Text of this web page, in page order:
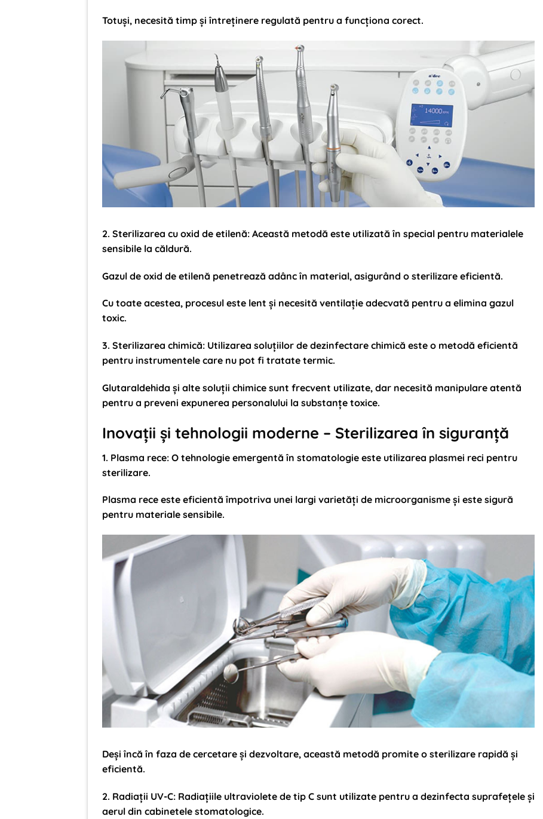
Totuși, necesită timp și întreținere regulată pentru a funcționa corect.
2. Sterilizarea cu oxid de etilenă: Această metodă este utilizată în special pentru materialele
sensibile la căldură.
Gazul de oxid de etilenă penetrează adânc în material, asigurând o sterilizare eficientă.
Cu toate acestea, procesul este lent și necesită ventilație adecvată pentru a elimina gazul
toxic.
3. Sterilizarea chimică: Utilizarea soluțiilor de dezinfectare chimică este o metodă eficientă
pentru instrumentele care nu pot fi tratate termic.
Glutaraldehida și alte soluții chimice sunt frecvent utilizate, dar necesită manipulare atentă
pentru a preveni expunerea personalului la substanțe toxice.
Inovații și tehnologii moderne – Sterilizarea în siguranță
1. Plasma rece: O tehnologie emergentă în stomatologie este utilizarea plasmei reci pentru
sterilizare.
Plasma rece este eficientă împotriva unei largi varietăți de microorganisme și este sigură
pentru materiale sensibile.
Deși încă în faza de cercetare și dezvoltare, această metodă promite o sterilizare rapidă și
eficientă.
2. Radiații UV-C: Radiațiile ultraviolete de tip C sunt utilizate pentru a dezinfecta suprafețele și
aerul din cabinetele stomatologice.